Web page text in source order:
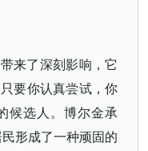
来了深刻影响，它
要你认真尝试，你
候选人。博尔金承
形成了一种顽固的